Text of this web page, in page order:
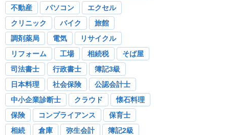
不動産
パソコン
エクセル
クリニック
バイク
旅館
調剤薬局
電気
リサイクル
リフォーム
工場 相続税
そば屋
司法書士
行政書士
簿記3級
日本料理
社会保険
公認会計士
中小企業診断士
クラウド
懐石料理
保険
コンプライアンス
保育士
相続
倉庫 弥生会計
簿記2級